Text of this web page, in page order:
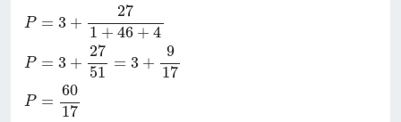
P = 3 +
27
1 + 46 + 4
P = 3 +
27
51
= 3 +
9
17
P =
60
17